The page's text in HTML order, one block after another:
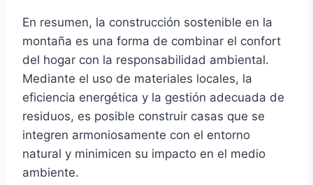
En resumen, la construcción sostenible en la
montaña es una forma de combinar el confort
del hogar con la responsabilidad ambiental.
Mediante el uso de materiales locales, la
eficiencia energética y la gestión adecuada de
residuos, es posible construir casas que se
integren armoniosamente con el entorno
natural y minimicen su impacto en el medio
ambiente.